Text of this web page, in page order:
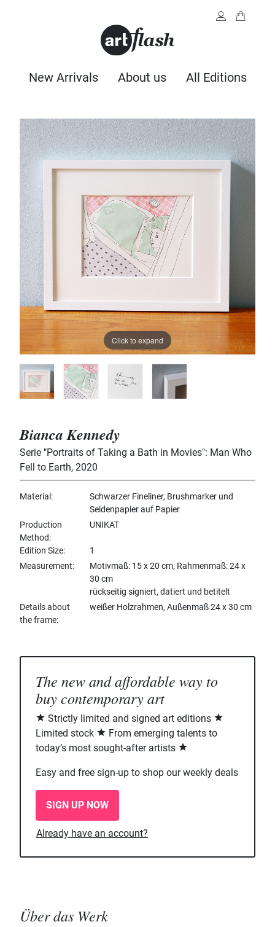
New Arrivals About us All Editions
Click to expand
Bianca Kennedy
Serie "Portraits of Taking a Bath in Movies": Man Who
Fell to Earth, 2020
Material
Schwarzer Fineliner, Brushmarker und
Seidenpapier auf Papier
Production
Method
UNIKAT
Edition Size
1
Measurement
Motivmaß: 15 x 20 cm, Rahmenmaß: 24 x
30 cm
rückseitig signiert, datiert und betitelt
Details about
the frame
weißer Holzrahmen, Außenmaß 24 x 30 cm
The new and affordable way to
buy contemporary art
Strictly limited and signed art editions
Limited stock
From emerging talents to
today’s most sought-after artists
Easy and free sign-up to shop our weekly deals
SIGN UP NOW
Already have an account?
Über das Werk